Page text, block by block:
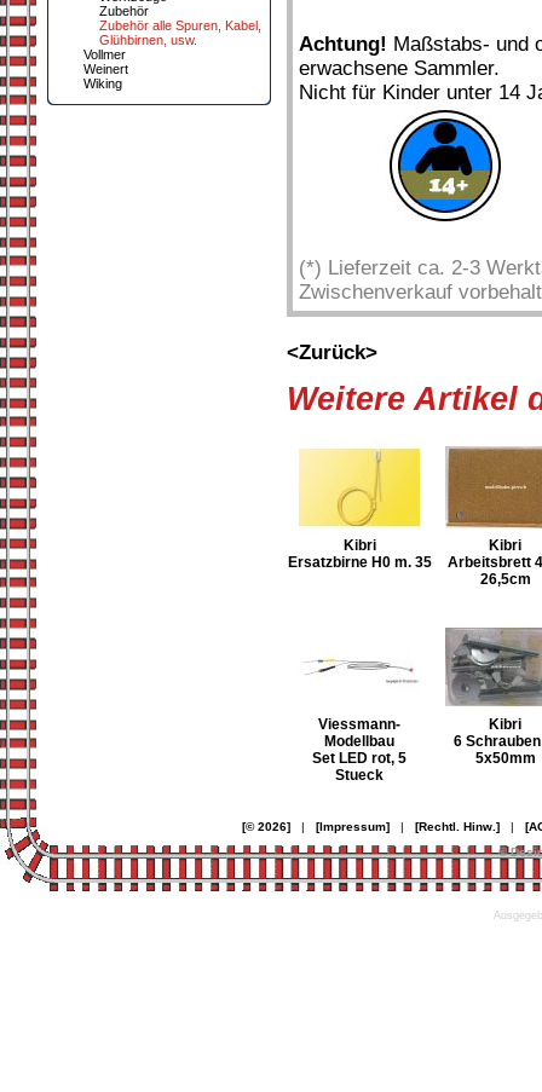
Zubehör
Zubehör alle Spuren, Kabel,
Glühbirnen, usw.
Vollmer
Weinert
Wiking
Achtung! Maßstabs- und
erwachsene Sammler.
Nicht für Kinder unter 14
(*) Lieferzeit ca. 2-3
Zwischenverkauf
<Zurück>
Weitere Artikel
Kibri
Ersatzbirne H0 m. 35
Kibri
Arbeitsbrett
26,5cm
Viessmann-
Modellbau
Set LED rot, 5
Stueck
Kibri
6
5x50mm
[© 2026]| [Impressum]| [Rechtl. Hinw.]|
©